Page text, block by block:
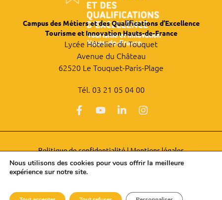
Campus des Métiers et des Qualifications d’Excellence
Tourisme et Innovation Hauts-de-France
Lycée Hôtelier du Touquet
Avenue du Château
62520 Le Touquet-Paris-Plage
Tél. 03 21 05 04 00
France | Site Internet réalisé avec ♡ parLE DUO
Politique de confidentialité|Mentions légales
Nous utilisons des cookies pour vous offrir la meilleure
expérience sur notre site.